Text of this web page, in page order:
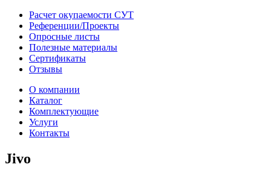
Расчет окупаемости СУТ
Референции/Проекты
Опросные листы
Полезные материалы
Сертификаты
Отзывы
О компании
Каталог
Комплектующие
Услуги
Контакты
Jivo